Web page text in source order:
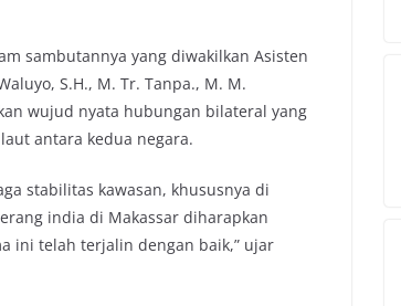
sambutannya yang diwakilkan Asisten
S.H., M. Tr. Tanpa., M. M.
wujud nyata hubungan bilateral yang
antara kedua negara.
stabilitas kawasan, khususnya di
india di Makassar diharapkan
ini telah terjalin dengan baik,” ujar